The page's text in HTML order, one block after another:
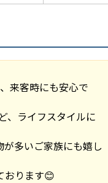
来客時にも安心で
、ライフスタイルに
多いご家族にも嬉し
おります😊